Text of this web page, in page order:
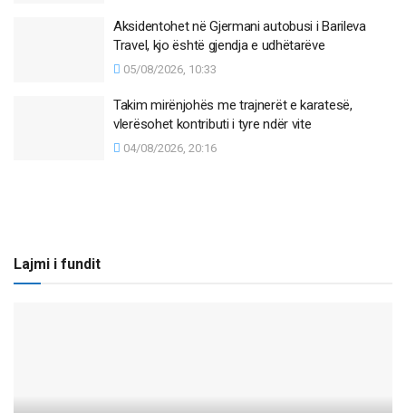
Aksidentohet në Gjermani autobusi i Barileva
Travel, kjo është gjendja e udhëtarëve
05/08/2026, 10:33
Takim mirënjohës me trajnerët e karatesë,
vlerësohet kontributi i tyre ndër vite
04/08/2026, 20:16
Lajmi i fundit